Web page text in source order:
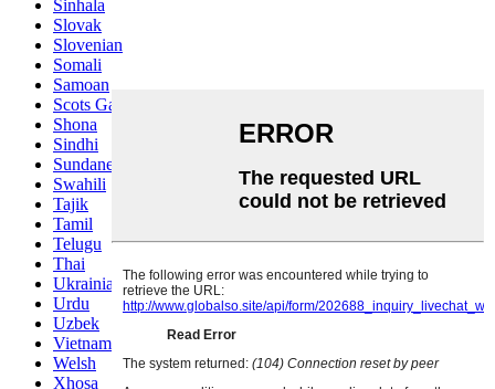
Sinhala
Slovak
Slovenian
Somali
Samoan
Scots Gaelic
Shona
Sindhi
Sundanese
Swahili
Tajik
Tamil
Telugu
Thai
Ukrainian
Urdu
Uzbek
Vietnamese
Welsh
Xhosa